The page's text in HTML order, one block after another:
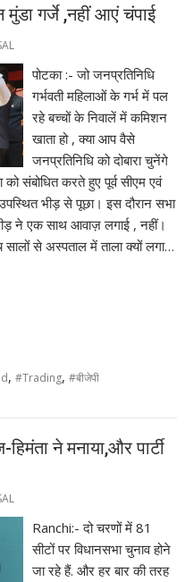
मुंडा गर्जे ,नहीं आएं चंपाई
पोटका :- जो जनप्रतिनिधि
गर्भवती महिलाओं के गर्भ में पल
रहे बच्चों के निवालें में कमिशन
खाता हो , क्या आप वैसे
जनप्रतिनिधि को दोबारा चुनेंगे
को संबोधित करते हुए पूर्व सीएम एवं
भीड़ से पूछा। इस दौरान सभा
ने एक साथ आवाज़ लगाई , नहीं।
से अस्पताल में ताला क्यों लगा…
,#Trading,#बीजेपी
ने मनाया,और पार्टी
Ranchi:- दो चरणों में 81
सीटों पर विधानसभा चुनाव होने
जा रहे हैं. और हर बार की तरह